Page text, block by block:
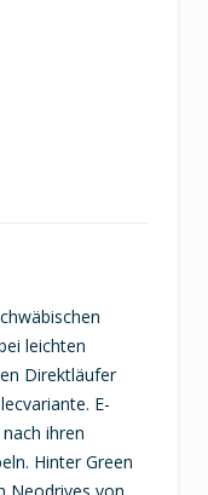
leichten
Direktläufer
E-
ihren
Hinter Green